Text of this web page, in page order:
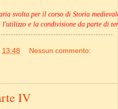
svolta per il corso di Storia
l'utilizzo e la condivisione da parte di
13:48 Nessun commento:
IV